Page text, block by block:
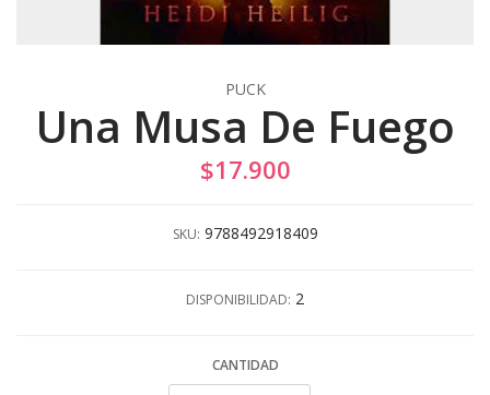
PUCK
Una Musa De Fuego
$17.900
SKU: 9788492918409
DISPONIBILIDAD: 2
CANTIDAD